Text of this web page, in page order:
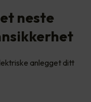
neste
anlegget ditt